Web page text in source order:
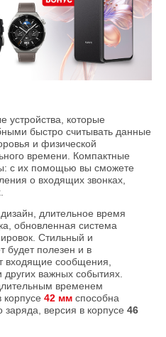
устройства, которые
быстро считывать данные
и физической
времени. Компактные
с их помощью вы сможете
о входящих звонках,
длительное время
обновленная система
Стильный и
будет полезен и в
входящие сообщения,
важных событиях.
временем
42 мм способна
заряда, версия в корпусе 46